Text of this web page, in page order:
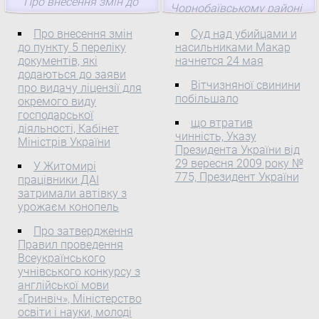
деяких постанов Кабінету
Міністрів України Кабінет
Міністрів України
постановляє: 1. Внести
до постанов Кабінету
Міністрів України зміни,
що додаються.
Про внесення змін
до пункту 5 переліку
документів, які
додаються до заяви
про видачу ліцензії для
окремого виду
господарської
діяльності, Кабінет
Міністрів України
У Житомирі
працівники ДАІ
затримали автівку з
урожаєм конопель
Про затвердження
Правил проведення
Всеукраїнського
учнівського конкурсу з
англійської мови
«Гринвіч», Міністерство
освіти і науки, молоді
выпуска своего
ежегодного
англоязычного проекта
«Юридические фирмы
Справочник для
иностранных клиентов»
(Ukrainian Law ...
Чорнобаївському районі
ледь не потрапила під
оптимізацію. Тож
дізнавшись про наміри
місцевої влади, чимала
делегація на чолі з
головою ...
Суд над убийцами и
насильниками Макар
начнется 24 мая
Вітчизняної свинини
побільшало
що втратив
чинність, Указу
Президента України від
29 вересня 2009 року №
775, Президент України